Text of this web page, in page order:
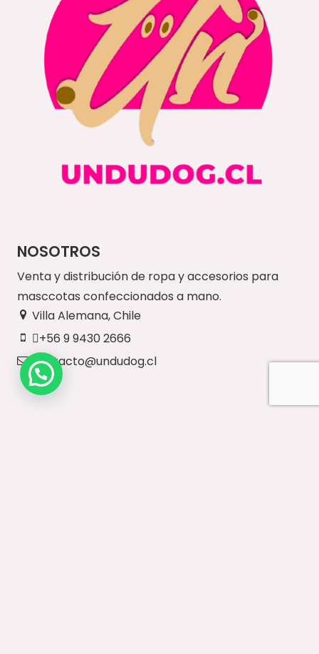
NOSOTROS
Venta y distribución de ropa y accesorios para
masccotas confeccionados a mano.
Villa Alemana, Chile
+56 9 9430 2666
contacto@undudog.cl